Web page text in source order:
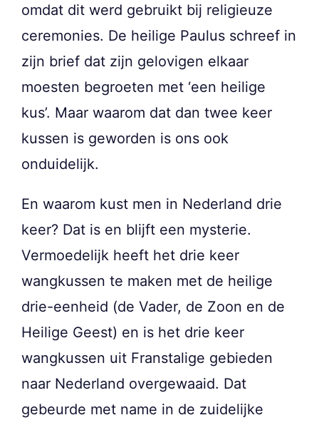
omdat dit werd gebruikt bij religieuze
ceremonies. De heilige Paulus schreef in
zijn brief dat zijn gelovigen elkaar
moesten begroeten met ‘een heilige
kus’. Maar waarom dat dan twee keer
kussen is geworden is ons ook
onduidelijk.
En waarom kust men in Nederland drie
keer? Dat is en blijft een mysterie.
Vermoedelijk heeft het drie keer
wangkussen te maken met de heilige
drie-eenheid (de Vader, de Zoon en de
Heilige Geest) en is het drie keer
wangkussen uit Franstalige gebieden
naar Nederland overgewaaid. Dat
gebeurde met name in de zuidelijke